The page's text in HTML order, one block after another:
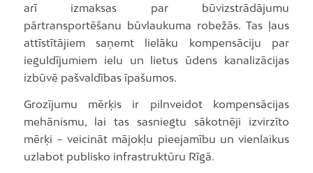
arī izmaksas par būvizstrādājumu
pārtransportēšanu būvlaukuma robežās. Tas ļaus
attīstītājiem saņemt lielāku kompensāciju par
ieguldījumiem ielu un lietus ūdens kanalizācijas
izbūvē pašvaldības īpašumos.
Grozījumu mērķis ir pilnveidot kompensācijas
mehānismu, lai tas sasniegtu sākotnēji izvirzīto
mērķi – veicināt mājokļu pieejamību un vienlaikus
uzlabot publisko infrastruktūru Rīgā.